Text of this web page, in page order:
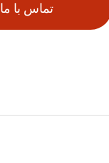
تماس با ما